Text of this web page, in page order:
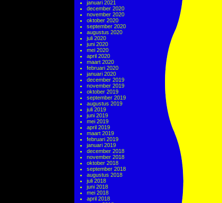
januari 2021
december 2020
november 2020
oktober 2020
september 2020
augustus 2020
juli 2020
juni 2020
mei 2020
april 2020
maart 2020
februari 2020
januari 2020
december 2019
november 2019
oktober 2019
september 2019
augustus 2019
juli 2019
juni 2019
mei 2019
april 2019
maart 2019
februari 2019
januari 2019
december 2018
november 2018
oktober 2018
september 2018
augustus 2018
juli 2018
juni 2018
mei 2018
april 2018